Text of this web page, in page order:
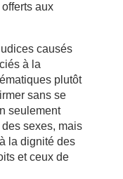
aux
causés
à la
plutôt
sans se
seulement
sexes, mais
la dignité des
et ceux de